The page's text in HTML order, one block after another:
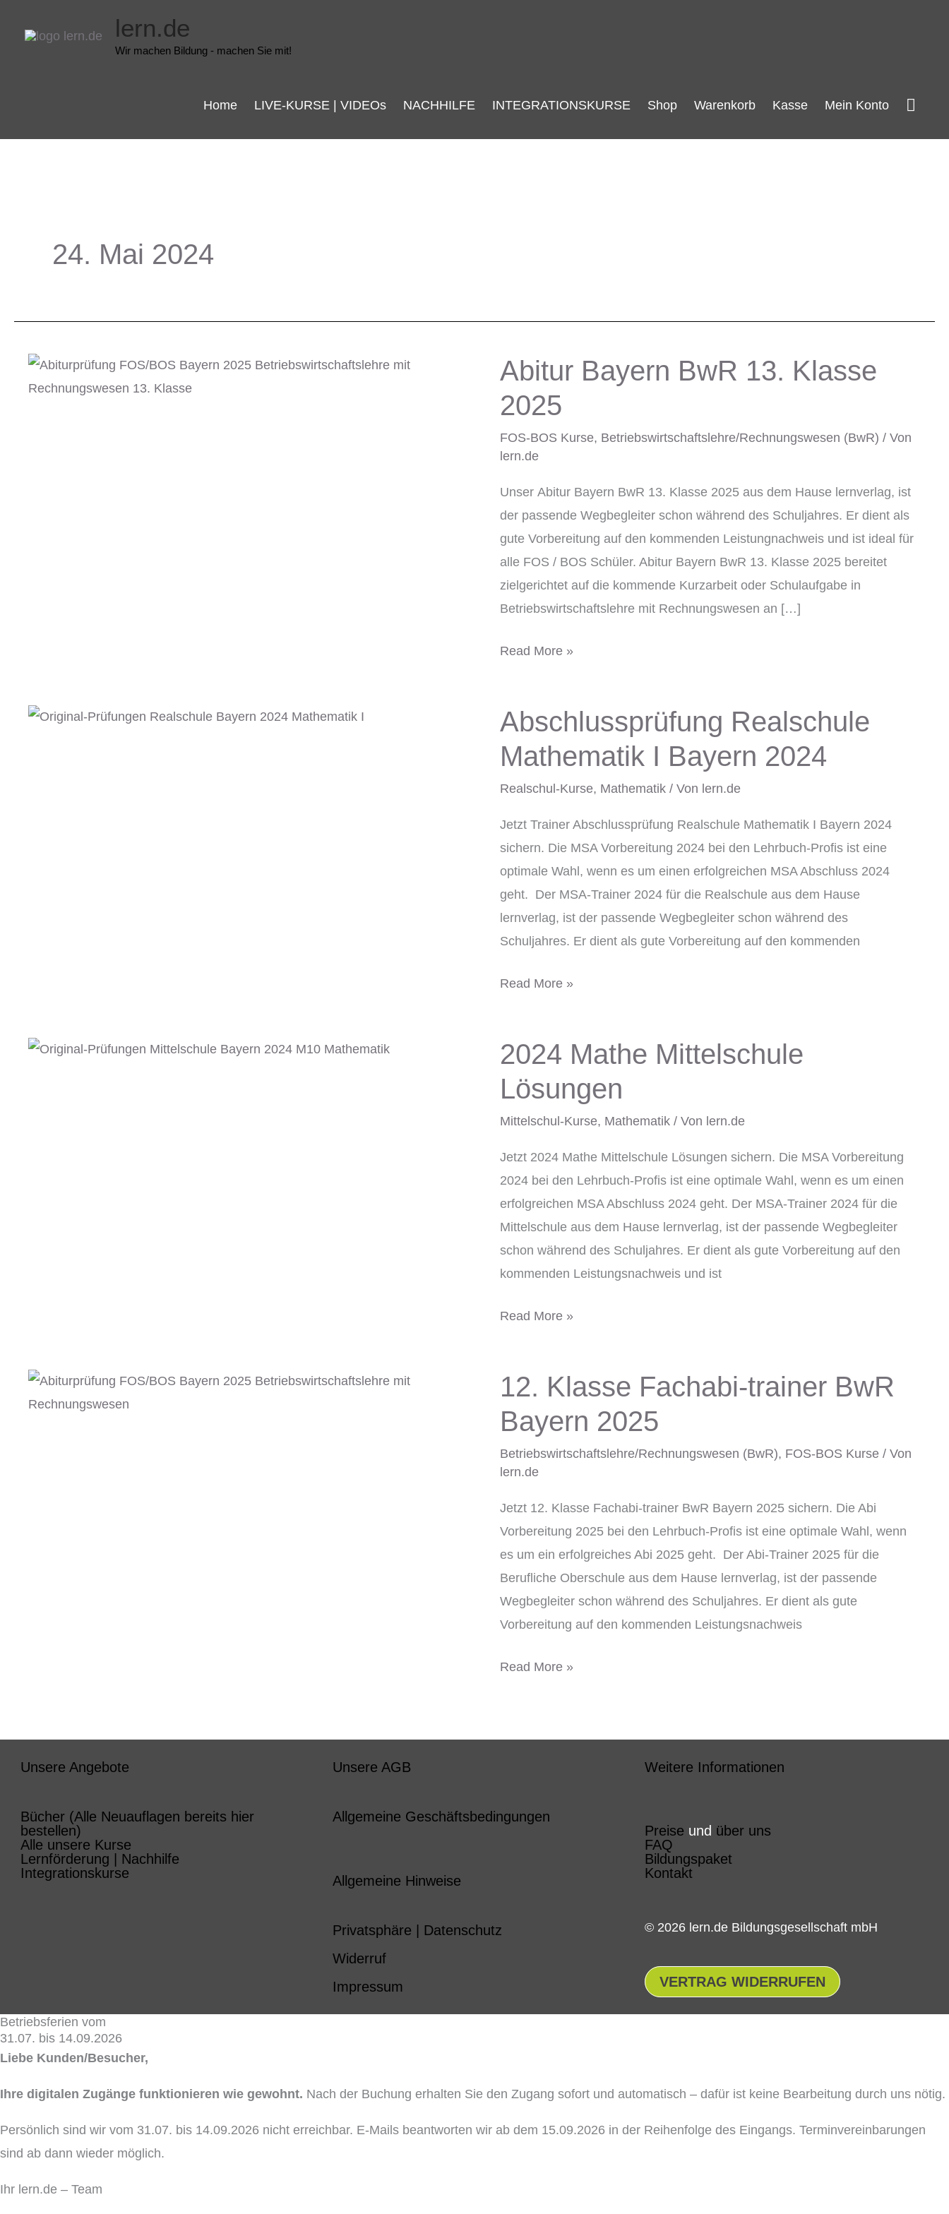
Inhalt
lern.de
Wir machen Bildung - machen Sie mit!
Home LIVE-KURSE | VIDEOs NACHHILFE INTEGRATIONSKURSE Shop Warenkorb Kasse Mein Konto
24. Mai 2024
Abitur Bayern BwR 13. Klasse
2025
FOS-BOS Kurse, Betriebswirtschaftslehre/Rechnungswesen (BwR) / Von
lern.de
Unser Abitur Bayern BwR 13. Klasse 2025 aus dem Hause lernverlag, ist
der passende Wegbegleiter schon während des Schuljahres. Er dient als
gute Vorbereitung auf den kommenden Leistungnachweis und ist ideal für
alle FOS / BOS Schüler. Abitur Bayern BwR 13. Klasse 2025 bereitet
zielgerichtet auf die kommende Kurzarbeit oder Schulaufgabe in
Betriebswirtschaftslehre mit Rechnungswesen an […]
Abitur
BwR
13.
Klasse
Read More »
Abschlussprüfung Realschule
Mathematik I Bayern 2024
Realschul-Kurse, Mathematik / Von lern.de
Jetzt Trainer Abschlussprüfung Realschule Mathematik I Bayern 2024
sichern. Die MSA Vorbereitung 2024 bei den Lehrbuch-Profis ist eine
optimale Wahl, wenn es um einen erfolgreichen MSA Abschluss 2024
geht. Der MSA-Trainer 2024 für die Realschule aus dem Hause
lernverlag, ist der passende Wegbegleiter schon während des
Schuljahres. Er dient als gute Vorbereitung auf den kommenden
Abschlussprüfung
Mathematik
I
2024
Read More »
2024 Mathe Mittelschule
Lösungen
Mittelschul-Kurse, Mathematik / Von lern.de
Jetzt 2024 Mathe Mittelschule Lösungen sichern. Die MSA Vorbereitung
2024 bei den Lehrbuch-Profis ist eine optimale Wahl, wenn es um einen
erfolgreichen MSA Abschluss 2024 geht. Der MSA-Trainer 2024 für die
Mittelschule aus dem Hause lernverlag, ist der passende Wegbegleiter
schon während des Schuljahres. Er dient als gute Vorbereitung auf den
kommenden Leistungsnachweis und ist
2024
Mittelschule
Lösungen
Read More »
12. Klasse Fachabi-trainer BwR
Bayern 2025
Betriebswirtschaftslehre/Rechnungswesen (BwR), FOS-BOS Kurse / Von
lern.de
Jetzt 12. Klasse Fachabi-trainer BwR Bayern 2025 sichern. Die Abi
Vorbereitung 2025 bei den Lehrbuch-Profis ist eine optimale Wahl, wenn
es um ein erfolgreiches Abi 2025 geht. Der Abi-Trainer 2025 für die
Berufliche Oberschule aus dem Hause lernverlag, ist der passende
Wegbegleiter schon während des Schuljahres. Er dient als gute
Vorbereitung auf den kommenden Leistungsnachweis
12.
Fachabi-
trainer
BwR
Read More »
Unsere Angebote
Bücher (Alle Neuauflagen bereits hier
bestellen)
Alle unsere Kurse
Lernförderung | Nachhilfe
Integrationskurse
Unsere AGB
Allgemeine Geschäftsbedingungen
Allgemeine Hinweise
Privatsphäre | Datenschutz
Widerruf
Impressum
Weitere Informationen
Preise und über uns
FAQ
Bildungspaket
Kontakt
© 2026 lern.de Bildungsgesellschaft mbH
VERTRAG WIDERRUFEN
Betriebsferien vom
31.07. bis 14.09.2026
Liebe Kunden/Besucher,
Ihre digitalen Zugänge funktionieren wie gewohnt. Nach der Buchung erhalten Sie den Zugang sofort und automatisch – dafür ist keine Bearbeitung durch uns nötig.
Persönlich sind wir vom 31.07. bis 14.09.2026 nicht erreichbar. E-Mails beantworten wir ab dem 15.09.2026 in der Reihenfolge des Eingangs. Terminvereinbarungen
sind ab dann wieder möglich.
Ihr lern.de – Team